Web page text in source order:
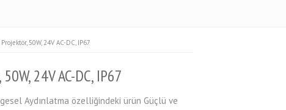
50W, 24V AC-DC, IP67
24V AC-DC, IP67
Aydınlatma özelliğindeki ürün Güçlü ve